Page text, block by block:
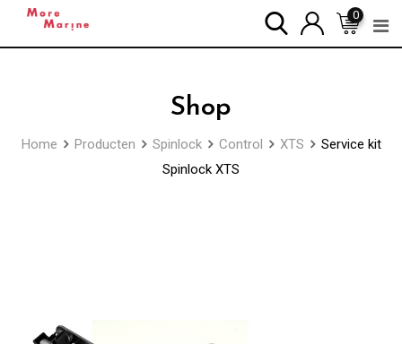
0
Shop
Home Producten Spinlock Control XTS
Service kit
Spinlock XTS